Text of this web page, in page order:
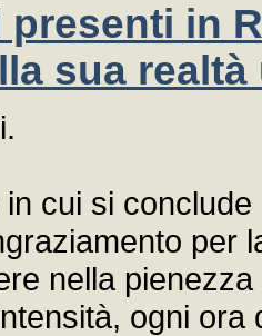
presenti in
sua
cui si
per
nella
ogni ora